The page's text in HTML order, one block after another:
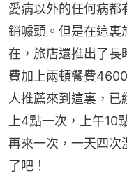
愛病以外的任何病都
銷噱頭。但是在這裏
在，旅店還推出了長
費加上兩頓餐費
人推薦來到這裏，
上4點一次，上午10
再來一次，一天四
了吧！